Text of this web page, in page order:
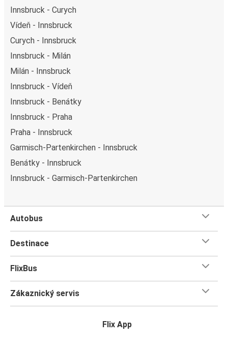
Innsbruck - Curych
Vídeň - Innsbruck
Curych - Innsbruck
Innsbruck - Milán
Milán - Innsbruck
Innsbruck - Vídeň
Innsbruck - Benátky
Innsbruck - Praha
Praha - Innsbruck
Garmisch-Partenkirchen - Innsbruck
Benátky - Innsbruck
Innsbruck - Garmisch-Partenkirchen
Autobus
Destinace
FlixBus
Zákaznický servis
Flix App